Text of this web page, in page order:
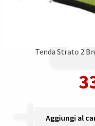
Tenda Strato 2
Aggiungi al